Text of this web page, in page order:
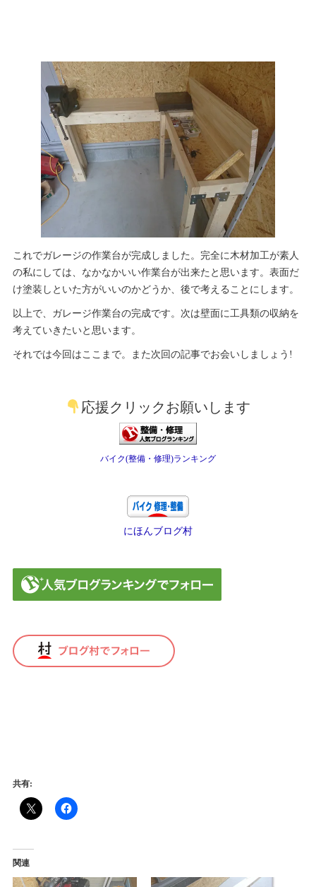
これでガレージの作業台が完成しました。完全に木材加工が素人
の私にしては、なかなかいい作業台が出来たと思います。表面だ
け塗装しといた方がいいのかどうか、後で考えることにします。
以上で、ガレージ作業台の完成です。次は壁面に工具類の収納を
考えていきたいと思います。
それでは今回はここまで。また次回の記事でお会いしましょう!
応援クリックお願いします
バイク(整備・修理)ランキング
にほんブログ村
共有:
関連